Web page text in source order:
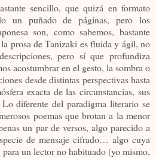
sencillo, que quizá en formato
un puñado de páginas, pero los
son, como sabemos, bastante
prosa de Tanizaki es fluida y ágil, no
pero sí que profundiza
acostumbrar en el gesto, la sombra o
desde distintas perspectivas hasta
exacta de las circunstancias, sus
diferente del paradigma literario se
poemas que brotan a la menor
un par de versos, algo parecido a
de mensaje cifrado… algo cuya
un lector no habituado (yo mismo,